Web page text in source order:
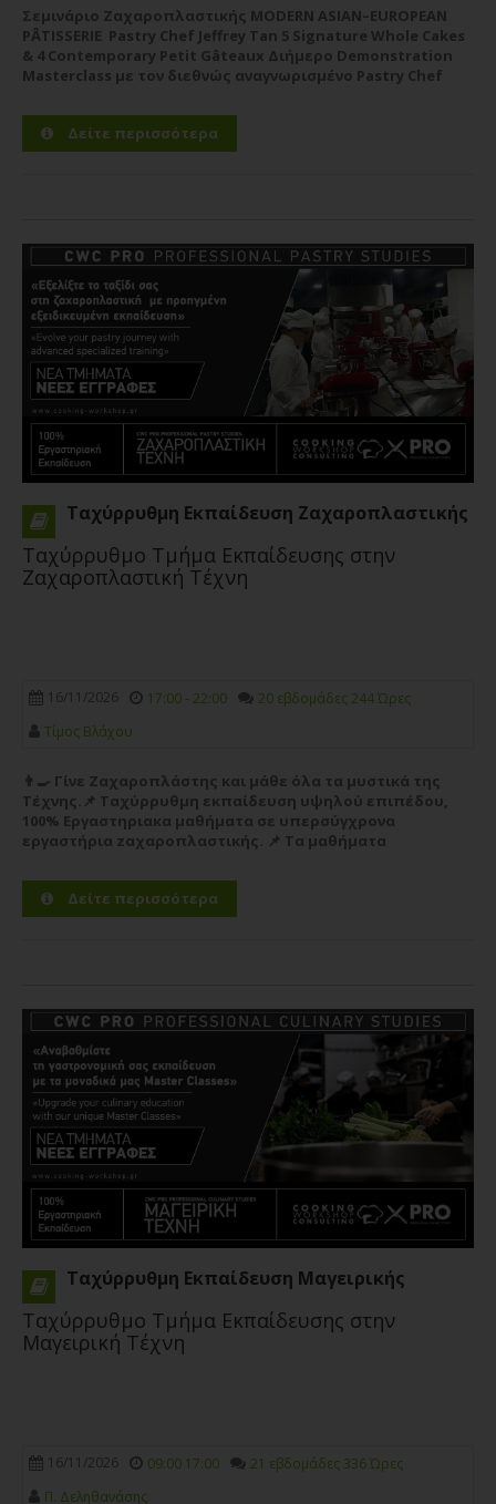
Σεμινάριο Ζαχαροπλαστικής MODERN ASIAN–EUROPEAN
PÂTISSERIE Pastry Chef Jeffrey Tan 5 Signature Whole Cakes
& 4 Contemporary Petit Gâteaux Διήμερο Demonstration
Masterclass με τον διεθνώς αναγνωρισμένο Pastry Chef
διεθνώς αναγνωρισμένο Pastry Chef Jeffrey Tan σε ένα
υψηλού επιπέδου...Περισσότερα
Δείτε περισσότερα
Ταχύρρυθμη Εκπαίδευση Ζαχαροπλαστικής
Ταχύρρυθμο Τμήμα Εκπαίδευσης στην
Ζαχαροπλαστική Τέχνη
16/11/2026 17:00 - 22:00
20 εβδομάδες 244 Ώρες
Τίμος Βλάχου
👨‍🍳 Γίνε Ζαχαροπλάστης και μάθε όλα τα μυστικά της
Τέχνης.📌 Ταχύρρυθμη εκπαίδευση υψηλού επιπέδου,
100% Εργαστηριακα μαθήματα σε υπερσύγχρονα
εργαστήρια zαχαροπλαστικής. 📌 Τα μαθήματα
του στο χώρο της...Περισσότερα
Δείτε περισσότερα
Ταχύρρυθμη Εκπαίδευση Μαγειρικής
Ταχύρρυθμο Τμήμα Εκπαίδευσης στην
Μαγειρική Τέχνη
16/11/2026 09:00 17:00
21 εβδομάδες 336 Ώρες
Π. Δεληθανάσης